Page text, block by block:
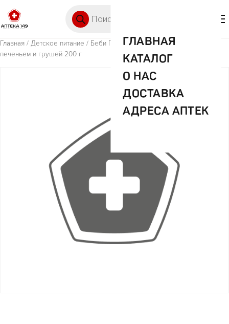
ГЛАВНАЯ
КАТАЛОГ
О НАС
ДОСТАВКА
АДРЕСА АПТЕК
Главная / Детское питание / Беби Премиум Каша Мол. пшеничная с
печеньем и грушей 200 г